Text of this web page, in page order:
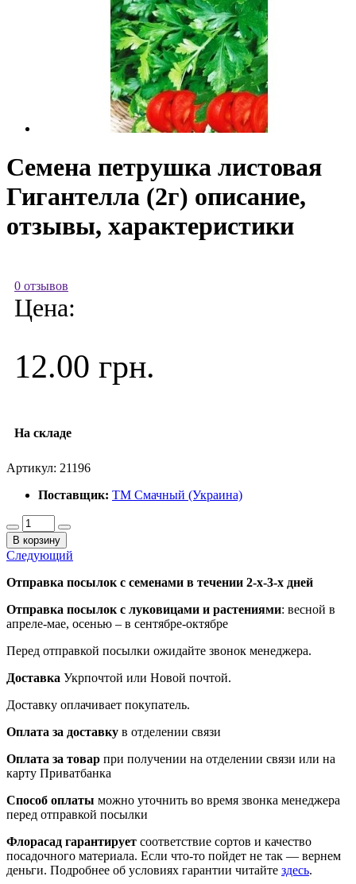
Семена петрушка листовая
Гигантелла (2г) описание,
отзывы, характеристики
0 отзывов
Цена:
12.00 грн.
На складе
Артикул: 21196
Поставщик: ТМ Смачный (Украина)
В корзину
Следующий
Отправка посылок с семенами в течении 2-х-3-х дней
Отправка посылок с луковицами и растениями: весной в
апреле-мае, осенью – в сентябре-октябре
Перед отправкой посылки ожидайте звонок менеджера.
Доставка Укрпочтой или Новой почтой.
Доставку оплачивает покупатель.
Оплата за доставку в отделении связи
Оплата за товар при получении на отделении связи или на
карту Приватбанка
Способ оплаты можно уточнить во время звонка менеджера
перед отправкой посылки
Флорасад гарантирует соответствие сортов и качество
посадочного материала. Если что-то пойдет не так — вернем
деньги. Подробнее об условиях гарантии читайте здесь.